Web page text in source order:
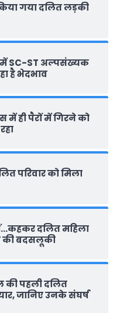
गया दलित लड़की
में SC-ST अल्पसंख्यक
है भेदभाव
में ही पैरों में गिरने को
परिवार को मिला
दलित महिला
की बदसलूकी
की पहली दलित
जानिए उनके संघर्ष